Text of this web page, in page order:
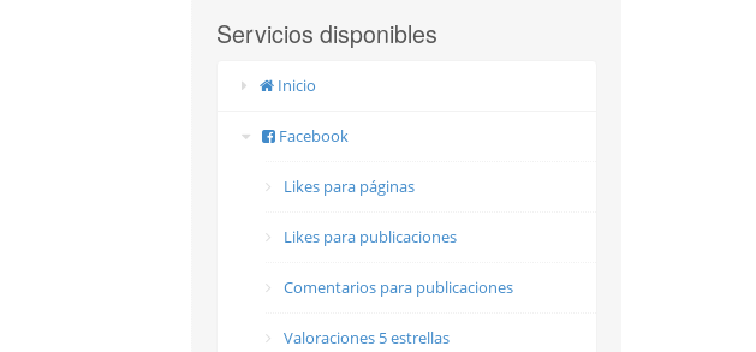
Servicios disponibles
Inicio
Facebook
Likes para páginas
Likes para publicaciones
Comentarios para publicaciones
Valoraciones 5 estrellas